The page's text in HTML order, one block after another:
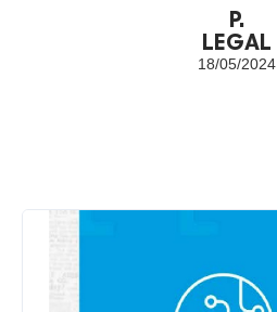
P.
LEGAL
18/05/2024